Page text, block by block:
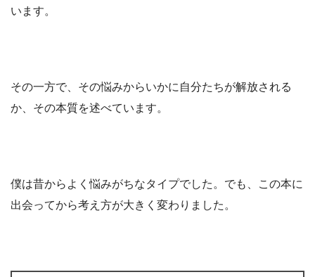
います。
その一方で、その悩みからいかに自分たちが解放される
か、その本質を述べています。
僕は昔からよく悩みがちなタイプでした。でも、この本に
出会ってから考え方が大きく変わりました。